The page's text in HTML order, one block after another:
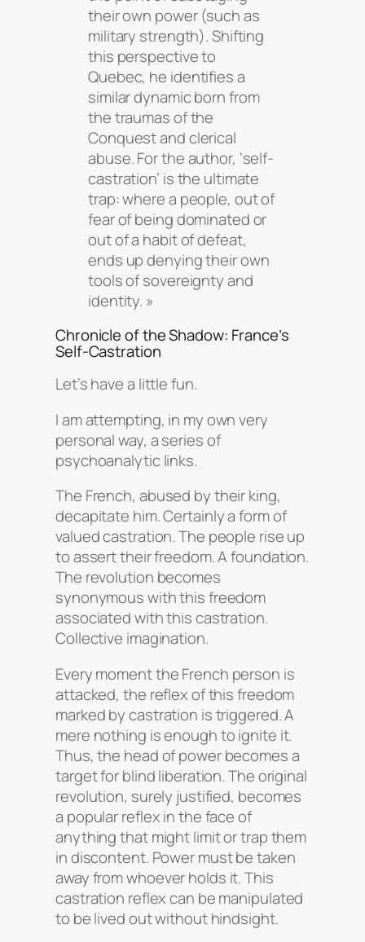
their own power (such as
military strength). Shifting
this perspective to
Quebec, he identifies a
similar dynamic born from
the traumas of the
Conquest and clerical
abuse. For the author, ‘self-
castration’ is the ultimate
trap: where a people, out of
fear of being dominated or
out of a habit of defeat,
ends up denying their own
tools of sovereignty and
identity. »
Chronicle of the Shadow: France’s
Self-Castration
Let’s have a little fun.
I am attempting, in my own very
personal way, a series of
psychoanalytic links.
The French, abused by their king,
decapitate him. Certainly a form of
valued castration. The people rise up
to assert their freedom. A foundation.
The revolution becomes
synonymous with this freedom
associated with this castration.
Collective imagination.
Every moment the French person is
attacked, the reflex of this freedom
marked by castration is triggered. A
mere nothing is enough to ignite it.
Thus, the head of power becomes a
target for blind liberation. The original
revolution, surely justified, becomes
a popular reflex in the face of
anything that might limit or trap them
in discontent. Power must be taken
away from whoever holds it. This
castration reflex can be manipulated
to be lived out without hindsight.